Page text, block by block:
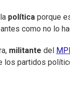
política porque
como no lo
militante del
los partidos